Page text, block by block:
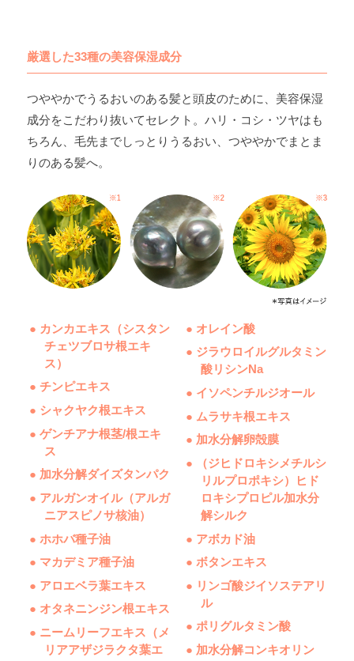
厳選した33種の美容保湿成分
つややかでうるおいのある髪と頭皮のために、美容保湿
成分をこだわり抜いてセレクト。ハリ・コシ・ツヤはも
ちろん、毛先までしっとりうるおい、つややかでまとま
りのある髪へ。
● カンカエキス（シスタン
チェツブロサ根エキ
ス）
● チンピエキス
● シャクヤク根エキス
● ゲンチアナ根茎/根エキ
ス
● 加水分解ダイズタンパク
● アルガンオイル（アルガ
ニアスピノサ核油）
● ホホバ種子油
● マカデミア種子油
● アロエベラ葉エキス
● オタネニンジン根エキス
● ニームリーフエキス（メ
リアアザジラクタ葉エ
● オレイン酸
● ジラウロイルグルタミン
酸リシンNa
● イソペンチルジオール
● ムラサキ根エキス
● 加水分解卵殻膜
● （ジヒドロキシメチルシ
リルプロポキシ）ヒド
ロキシプロピル加水分
解シルク
● アボカド油
● ボタンエキス
● リンゴ酸ジイソステアリ
ル
● ポリグルタミン酸
● 加水分解コンキオリン